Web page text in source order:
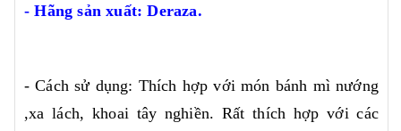
- Hãng sản xuất: Deraza.
- Cách sử dụng: Thích hợp với món bánh mì nướng
,xa lách, khoai tây nghiền. Rất thích hợp với các